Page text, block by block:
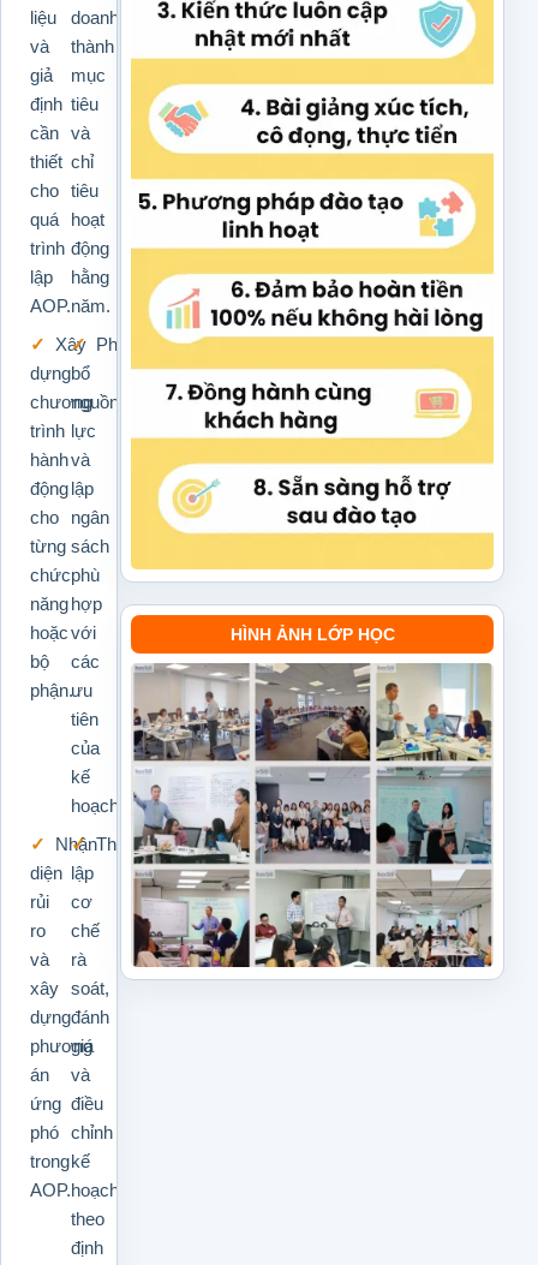
liệu
và
giả
định
cần
thiết
cho
quá
trình
lập
AOP.
doanh
thành
mục
tiêu
và
chỉ
tiêu
hoạt
động
hằng
năm.
Xây
dựng
chương
trình
hành
động
cho
từng
chức
năng
hoặc
bộ
phận.
Phân
bổ
nguồn
lực
và
lập
ngân
sách
phù
hợp
với
các
ưu
tiên
của
kế
hoạch.
Nhận
diện
rủi
ro
và
xây
dựng
phương
án
ứng
phó
trong
AOP.
Thiết
lập
cơ
chế
rà
soát,
đánh
giá
và
điều
chỉnh
kế
hoạch
theo
định
HÌNH ẢNH LỚP HỌC